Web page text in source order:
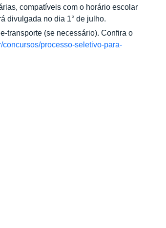
compatíveis com o horário escolar
divulgada no dia 1° de julho.
transporte (se necessário). Confira o
concursos/processo-seletivo-para-